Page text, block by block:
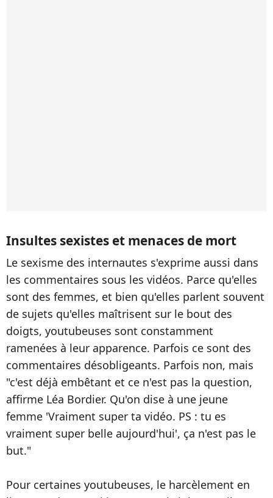
Insultes sexistes et menaces de mort
Le sexisme des internautes s'exprime aussi dans
les commentaires sous les vidéos. Parce qu'elles
sont des femmes, et bien qu'elles parlent souvent
de sujets qu'elles maîtrisent sur le bout des
doigts, youtubeuses sont constamment
ramenées à leur apparence. Parfois ce sont des
commentaires désobligeants. Parfois non, mais
"c'est déjà embêtant et ce n'est pas la question,
affirme Léa Bordier. Qu'on dise à une jeune
femme 'Vraiment super ta vidéo. PS : tu es
vraiment super belle aujourd'hui', ça n'est pas le
but."
Pour certaines youtubeuses, le harcèlement en